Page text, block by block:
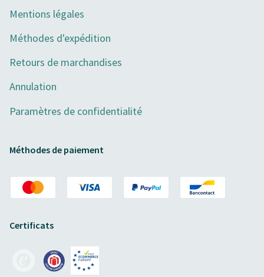
Mentions légales
Méthodes d'expédition
Retours de marchandises
Annulation
Paramètres de confidentialité
Méthodes de paiement
Certificats